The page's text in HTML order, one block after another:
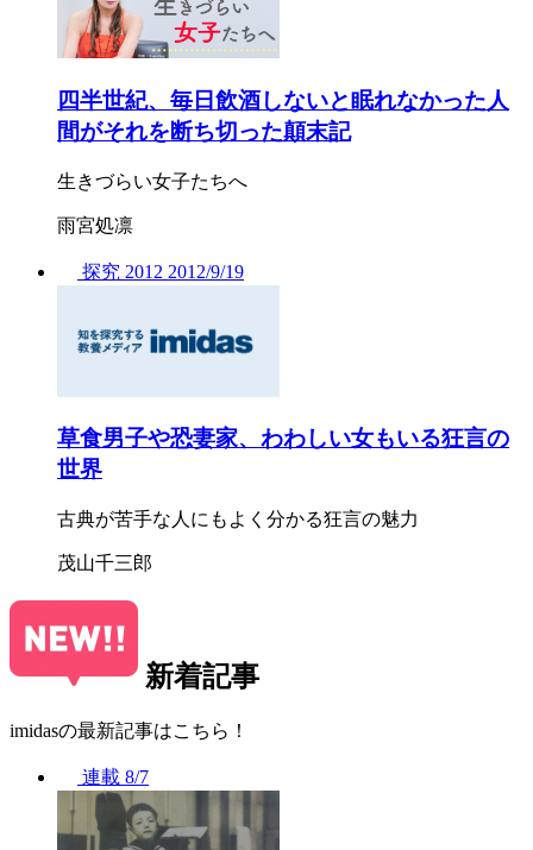
四半世紀、毎日飲酒しないと眠れなかった人
間がそれを断ち切った顛末記
生きづらい女子たちへ
雨宮処凛
探究 2012 2012/9/19
草食男子や恐妻家、わわしい女もいる狂言の
世界
古典が苦手な人にもよく分かる狂言の魅力
茂山千三郎
新着記事
imidasの最新記事はこちら！
連載 8/7